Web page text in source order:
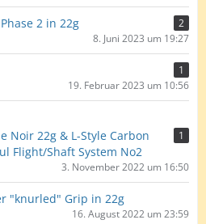
2 in 22g
2
8. Juni 2023 um 19:27
1
19. Februar 2023 um 10:56
Noir 22g & L-Style Carbon
Flight/Shaft System No2
1
3. November 2022 um 16:50
"knurled" Grip in 22g
16. August 2022 um 23:59